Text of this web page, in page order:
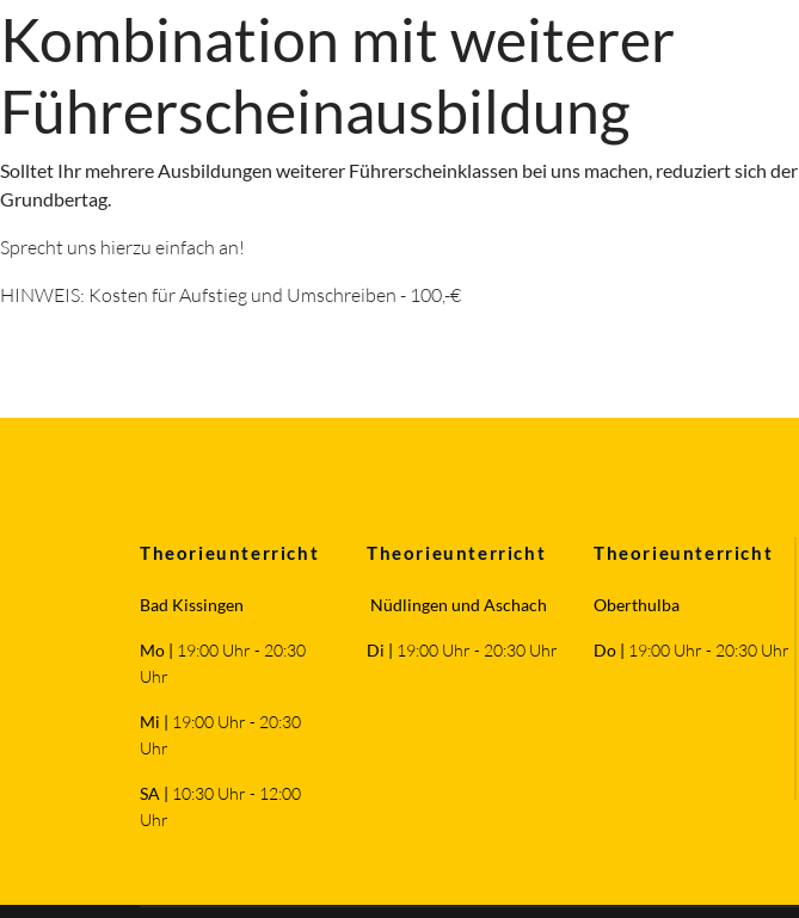
Kombination mit weiterer
Führerscheinausbildung
Solltet Ihr mehrere Ausbildungen weiterer Führerscheinklassen bei uns machen, reduziert sich der
Grundbertag.
Sprecht uns hierzu einfach an!
HINWEIS: Kosten für Aufstieg und Umschreiben - 100,-€
Theorieunterricht
Bad Kissingen
Mo | 19:00 Uhr - 20:30
Uhr
Mi | 19:00 Uhr - 20:30
Uhr
SA | 10:30 Uhr - 12:00
Uhr
Theorieunterricht
Nüdlingen und Aschach
Di | 19:00 Uhr - 20:30 Uhr
Theorieunterricht
Oberthulba
Do | 19:00 Uhr - 20:30 Uhr